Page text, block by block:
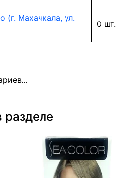
(г. Махачкала, ул.
0 шт.
разделе